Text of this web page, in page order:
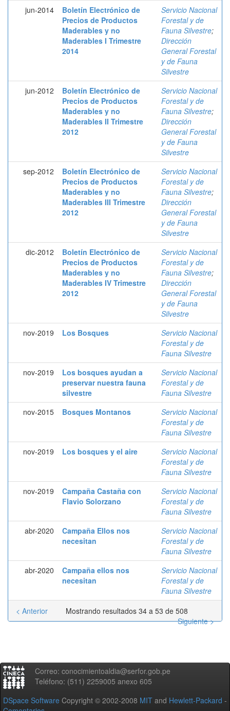
jun-2014
Boletín Electrónico de
Precios de Productos
Maderables y no
Maderables I Trimestre
2014
Servicio Nacional
Forestal y de
Fauna Silvestre;
Dirección
General Forestal
y de Fauna
Silvestre
jun-2012
Boletín Electrónico de
Precios de Productos
Maderables y no
Maderables II Trimestre
2012
Servicio Nacional
Forestal y de
Fauna Silvestre;
Dirección
General Forestal
y de Fauna
Silvestre
sep-2012
Boletín Electrónico de
Precios de Productos
Maderables y no
Maderables III Trimestre
2012
Servicio Nacional
Forestal y de
Fauna Silvestre;
Dirección
General Forestal
y de Fauna
Silvestre
dic-2012
Boletín Electrónico de
Precios de Productos
Maderables y no
Maderables IV Trimestre
2012
Servicio Nacional
Forestal y de
Fauna Silvestre;
Dirección
General Forestal
y de Fauna
Silvestre
nov-2019
Los Bosques
Servicio Nacional
Forestal y de
Fauna Silvestre
nov-2019
Los bosques ayudan a
preservar nuestra fauna
silvestre
Servicio Nacional
Forestal y de
Fauna Silvestre
nov-2015
Bosques Montanos
Servicio Nacional
Forestal y de
Fauna Silvestre
nov-2019
Los bosques y el aire
Servicio Nacional
Forestal y de
Fauna Silvestre
nov-2019
Campaña Castaña con
Flavio Solorzano
Servicio Nacional
Forestal y de
Fauna Silvestre
abr-2020
Campaña Ellos nos
necesitan
Servicio Nacional
Forestal y de
Fauna Silvestre
abr-2020
Campaña ellos nos
necesitan
Servicio Nacional
Forestal y de
Fauna Silvestre
Mostrando resultados 34 a 53 de 508
< Anterior
Siguiente >
Correo: conocimientoaldia@serfor.gob.pe
Teléfono: (511) 2259005 anexo 605
DSpace Software Copyright © 2002-2008 MIT and Hewlett-Packard -